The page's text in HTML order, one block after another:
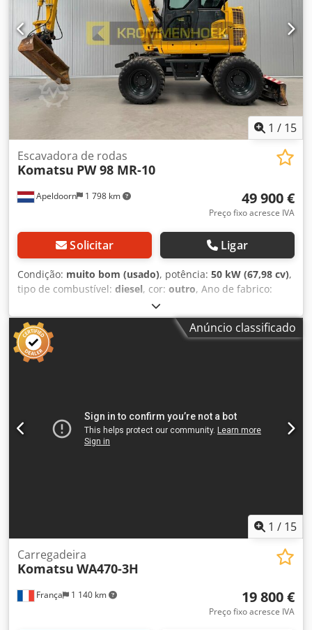
1 / 15
Apeldoorn 1 798 km
Escavadora de rodas
Komatsu PW 98 MR-10
49 900 €
Preço fixo acresce IVA
Solicitar Ligar
Condição: muito bom (usado), potência: 50 kW (67,98 cv),
tipo de combustível: diesel, cor: outro, Ano de fabrico:
, horas de funcionamento:
condicionado, Informações técnicas Número de cilindros:
4 Tração: Rodas Tipo de motor: Komatsu SAA4D95LE-6 Peso
em vazio: 10.500 kg Dimensões (C x L x A): 679 x 245 x 318
cm Funcionalidades Mastro: Articulado Alcance máximo:
- Luz(es) de trabalho - Ventilador - Função
martelo/classificação - Troca rápida hidráulica - Rádio -
Função de rotação - Lâmina de empurre = Observações =
Anúncio classificado
1 / 15
França 1 140 km
Carregadeira
Komatsu WA470-3H
19 800 €
Preço fixo acresce IVA